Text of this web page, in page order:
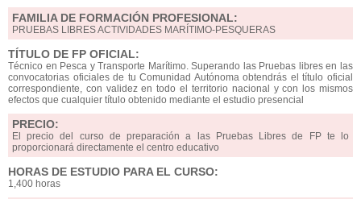
FAMILIA DE FORMACIÓN PROFESIONAL:
PRUEBAS LIBRES ACTIVIDADES MARÍTIMO-PESQUERAS
TÍTULO DE FP OFICIAL:
Técnico en Pesca y Transporte Marítimo. Superando las Pruebas libres en las
convocatorias oficiales de tu Comunidad Autónoma obtendrás el título oficial
correspondiente, con validez en todo el territorio nacional y con los mismos
efectos que cualquier título obtenido mediante el estudio presencial
PRECIO:
El precio del curso de preparación a las Pruebas Libres de FP te lo
proporcionará directamente el centro educativo
HORAS DE ESTUDIO PARA EL CURSO:
1,400 horas